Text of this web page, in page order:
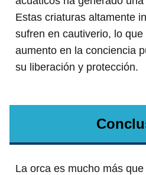
Estas criaturas altamente
sufren en cautiverio, lo
aumento en la conciencia
su liberación y protección.
La orca es mucho más